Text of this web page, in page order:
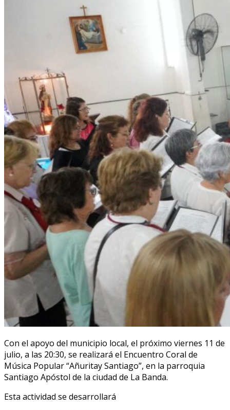
Con el apoyo del municipio local, el próximo viernes 11 de
julio, a las 20:30, se realizará el Encuentro Coral de
Música Popular “Añuritay Santiago”, en la parroquia
Santiago Apóstol de la ciudad de La Banda.
Esta actividad se desarrollará